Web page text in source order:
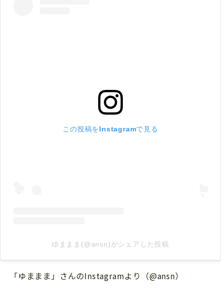
この投稿をInstagramで見る
ゆままま(@ansn)がシェアした投稿
「ゆままま」さんのInstagramより（@ansn）